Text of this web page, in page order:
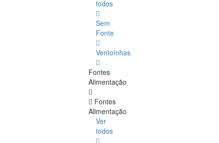
todos
Sem
Fonte
Ventoínhas
Fontes
Alimentação
Fontes
Alimentação
Ver
todos